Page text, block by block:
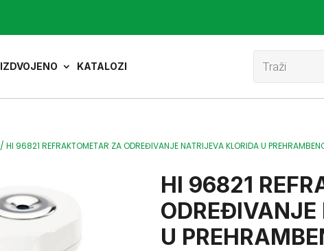
IZDVOJENO KATALOZI
Products
search
/HI 96821 REFRAKTOMETAR ZA ODREĐIVANJE NATRIJEVA KLORIDA U
HI 96821
ODREĐIVANJE
U